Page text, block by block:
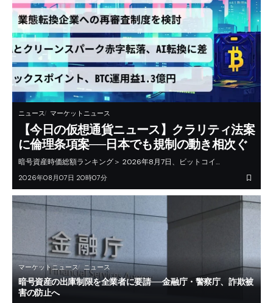
ニュース マーケットニュース
【今日の仮想通貨ニュース】クラリティ法案
に倫理条項案──日本でも規制の動き相次ぐ
暗号資産時価総額ランキング＞ 2026年8月7日、ビットコイ…
2026年08月07日 20時07分
マーケットニュース ニュース
暗号資産の出庫制限を全業者に要請──金融庁・警察庁、詐欺被
害の防止へ